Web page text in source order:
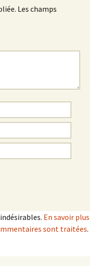
Les champs
En savoir plus
sont traitées.